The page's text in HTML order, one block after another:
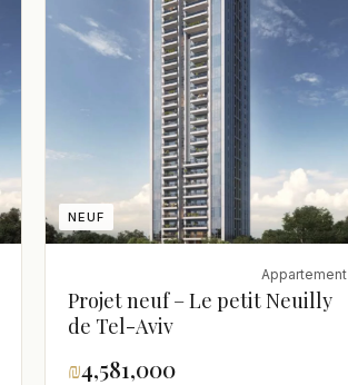
NEUF
Appartement
Projet neuf – Le petit Neuilly
de Tel-Aviv
₪4,581,000